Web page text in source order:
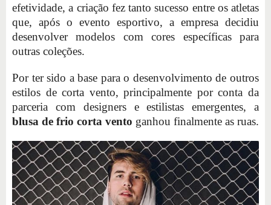
efetividade, a criação fez tanto sucesso entre os atletas
que, após o evento esportivo, a empresa decidiu
desenvolver modelos com cores específicas para
outras coleções.
Por ter sido a base para o desenvolvimento de outros
estilos de corta vento, principalmente por conta da
parceria com designers e estilistas emergentes, a
blusa de frio corta vento ganhou finalmente as ruas.